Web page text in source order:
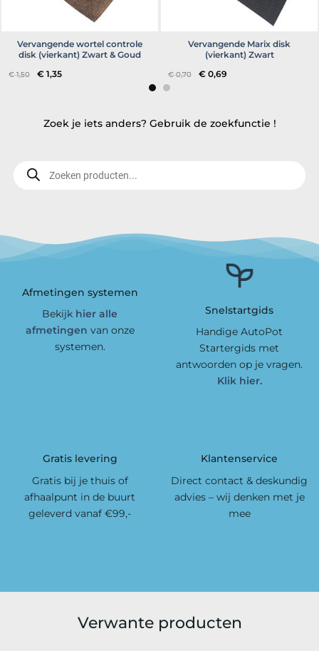
Vervangende wortel controle
disk (vierkant) Zwart & Goud
€1,50 Oorspronkelijke
prijs
€ 1,35Huidige
Vervangende Marix disk
(vierkant) Zwart
€0,70 Oorspronkelijke
prijs
€ 0,69
Zoek je iets anders? Gebruik de zoekfunctie !
zoeken
Afmetingen systemen
Bekijk hier alle
afmetingen van onze
systemen.
Snelstartgids
Handige AutoPot
Startergids met
antwoorden op je vragen.
Klik hier.
Gratis levering
Gratis bij je thuis of
afhaalpunt in de buurt
geleverd vanaf €99,-
Klantenservice
Direct contact & deskundig
advies – wij denken met je
mee
Verwante producten